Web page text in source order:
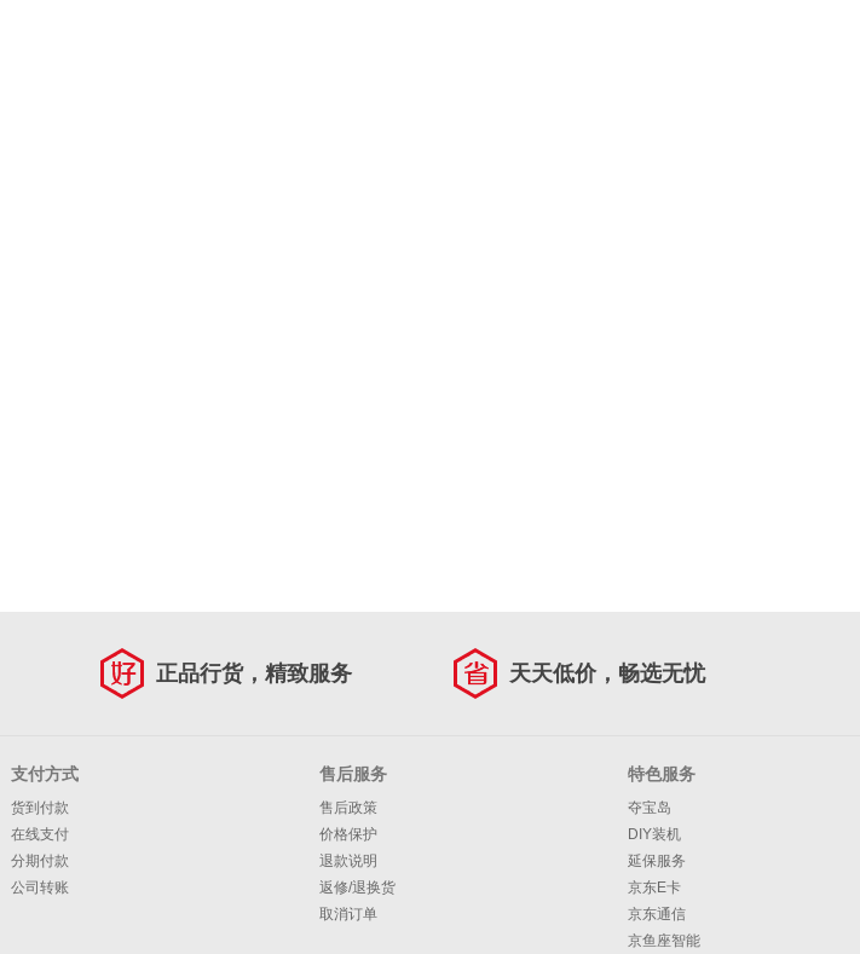
正品行货，精致服务 天天低价，畅选无忧
支付方式
货到付款
在线支付
分期付款
公司转账
售后服务
售后政策
价格保护
退款说明
返修/退换货
取消订单
特色服务
夺宝岛
DIY装机
延保服务
京东E卡
京东通信
京鱼座智能